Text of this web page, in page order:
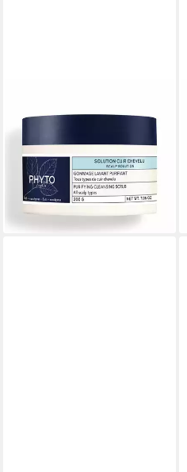
Haarshampoo SCALP
35,24 €
(176,20 €/ 1 kg)
lieferbar in 2 Wochen